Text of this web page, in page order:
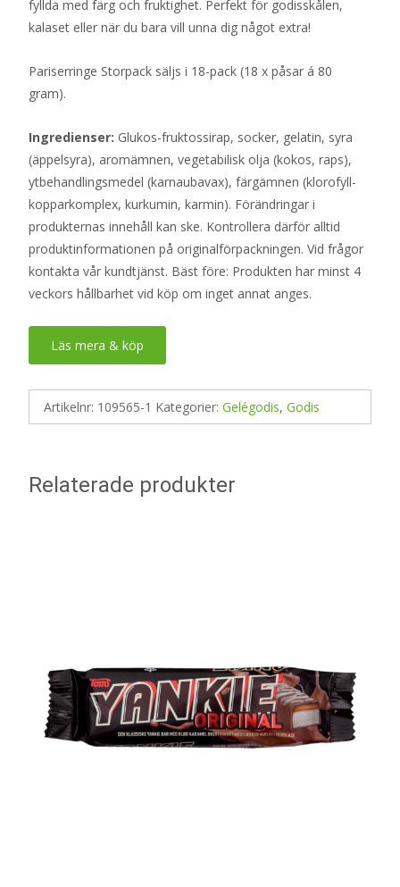
fyllda med färg och fruktighet. Perfekt för godisskålen,
kalaset eller när du bara vill unna dig något extra!
Pariserringe Storpack säljs i 18-pack (18 x påsar á 80
gram).
Ingredienser: Glukos-fruktossirap, socker, gelatin, syra
(äppelsyra), aromämnen, vegetabilisk olja (kokos, raps),
ytbehandlingsmedel (karnaubavax), färgämnen (klorofyll-
kopparkomplex, kurkumin, karmin). Förändringar i
produkternas innehåll kan ske. Kontrollera därför alltid
produktinformationen på originalförpackningen. Vid frågor
kontakta vår kundtjänst. Bäst före: Produkten har minst 4
veckors hållbarhet vid köp om inget annat anges.
Läs mera & köp
Artikelnr: 109565-1 Kategorier: Gelégodis, Godis
Relaterade produkter